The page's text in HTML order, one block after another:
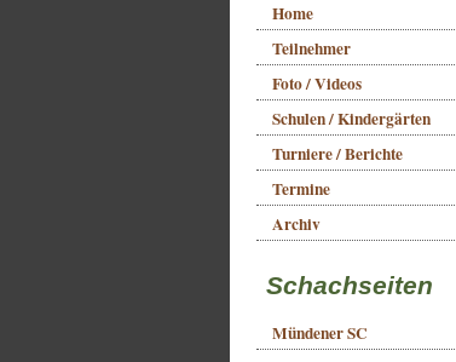
Home
Teilnehmer
Foto / Videos
Schulen / Kindergärten
Turniere / Berichte
Termine
Archiv
Schachseiten
Mündener SC